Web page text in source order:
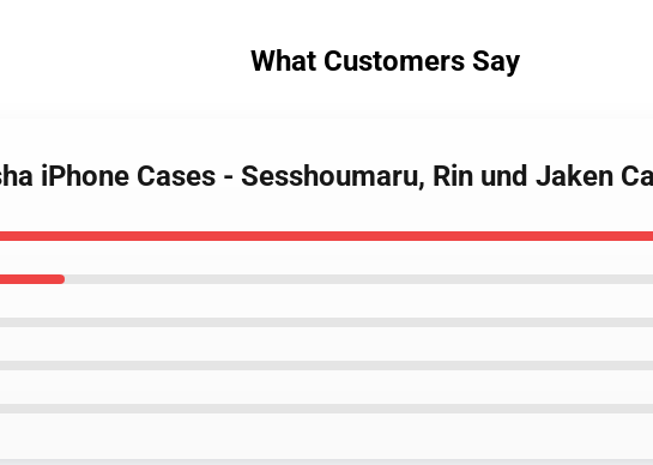
What Customers Say
iPhone Cases - Sesshoumaru, Rin und Jaken